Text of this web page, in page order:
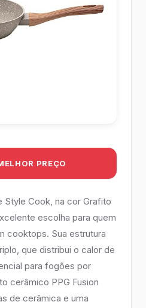
PREÇO
Style Cook, na cor Grafito
escolha para quem
cooktops. Sua estrutura
que distribui o calor de
para fogões por
cerâmico PPG Fusion
de cerâmica e uma